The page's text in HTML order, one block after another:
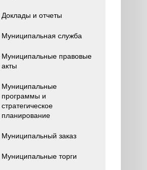
Доклады и отчеты
Муниципальная служба
Муниципальные правовые
акты
Муниципальные
программы и
стратегическое
планирование
Муниципальный заказ
Муниципальные торги